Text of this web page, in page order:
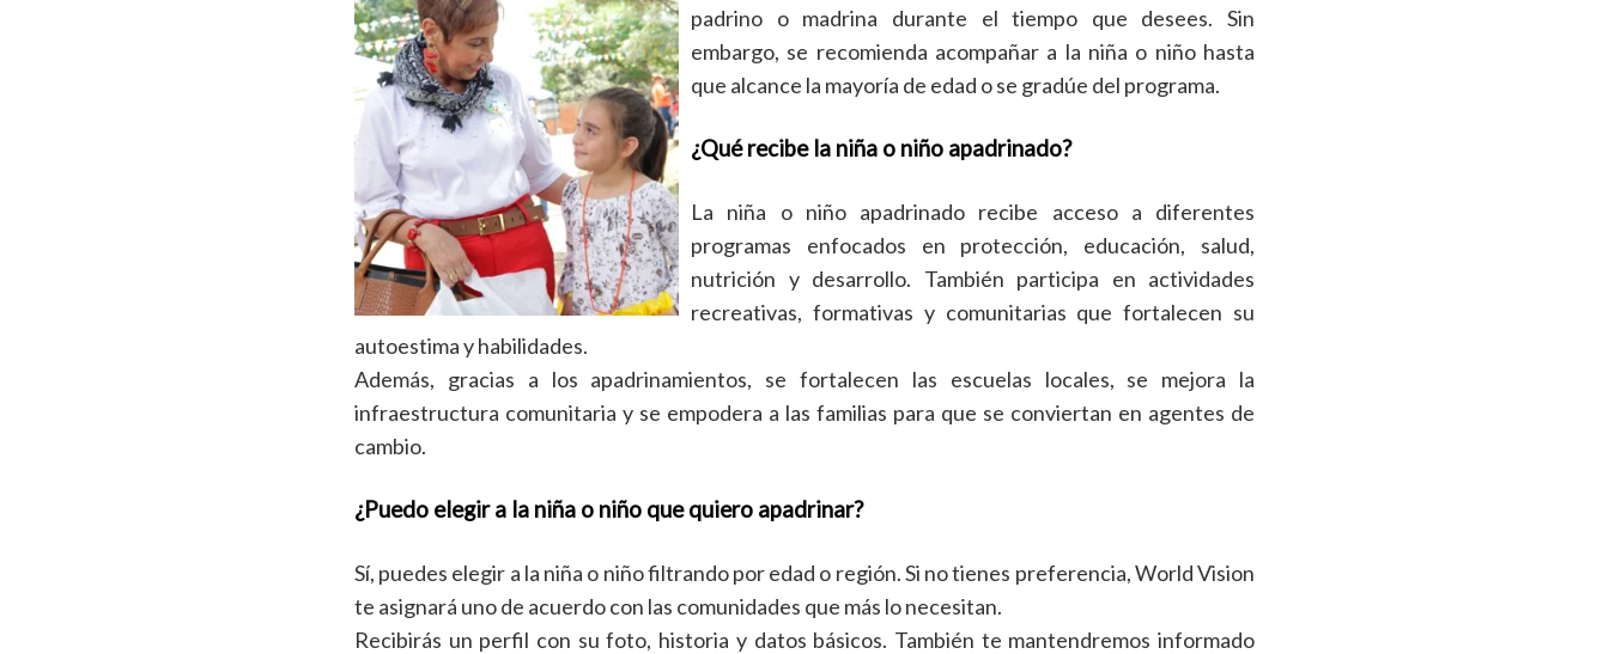
padrino o madrina durante el tiempo que desees. Sin
embargo, se recomienda acompañar a la niña o niño hasta
que alcance la mayoría de edad o se gradúe del programa.
¿Qué recibe la niña o niño apadrinado?
La niña o niño apadrinado recibe acceso a diferentes
programas enfocados en protección, educación, salud,
nutrición y desarrollo. También participa en actividades
recreativas, formativas y comunitarias que fortalecen su
autoestima y habilidades.
Además, gracias a los apadrinamientos, se fortalecen las escuelas locales, se mejora la
infraestructura comunitaria y se empodera a las familias para que se conviertan en agentes de
cambio.
¿Puedo elegir a la niña o niño que quiero apadrinar?
Sí, puedes elegir a la niña o niño filtrando por edad o región. Si no tienes preferencia, World Vision
te asignará uno de acuerdo con las comunidades que más lo necesitan.
Recibirás un perfil con su foto, historia y datos básicos. También te mantendremos informado